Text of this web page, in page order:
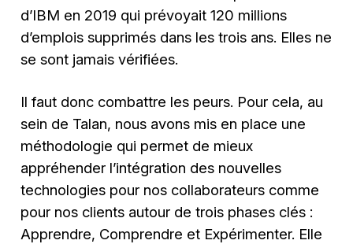
d’IBM en 2019 qui prévoyait 120 millions
d’emplois supprimés dans les trois ans. Elles ne
se sont jamais vérifiées.
Il faut donc combattre les peurs. Pour cela, au
sein de Talan, nous avons mis en place une
méthodologie qui permet de mieux
appréhender l’intégration des nouvelles
technologies pour nos collaborateurs comme
pour nos clients autour de trois phases clés :
Apprendre, Comprendre et Expérimenter. Elle